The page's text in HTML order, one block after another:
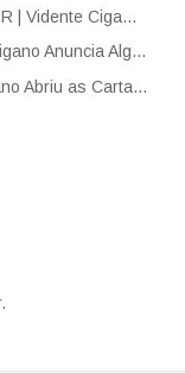
| Vidente Ciga...
Anuncia Alg...
Abriu as Carta...
.